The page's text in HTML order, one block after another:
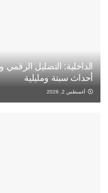
الداخلية: التضليل الرقمي
أحداث سبتة ومليلية
أغسطس 2, 2026